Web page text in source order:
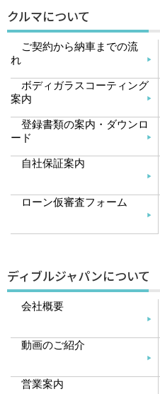
クルマについて
ご契約から納車までの流
れ
ボディガラスコーティング
案内
登録書類の案内・ダウンロ
ード
自社保証案内
ローン仮審査フォーム
ディブルジャパンについて
会社概要
動画のご紹介
営業案内